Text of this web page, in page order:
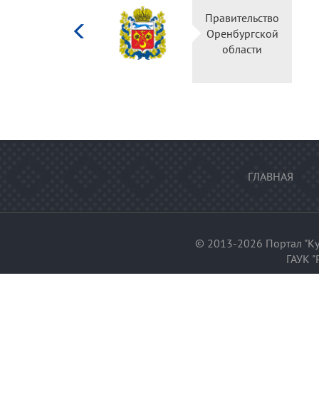
Министерство
культуры
Российской
федерации
ГЛАВНАЯ
© 2013-2026 Портал
ГАУК